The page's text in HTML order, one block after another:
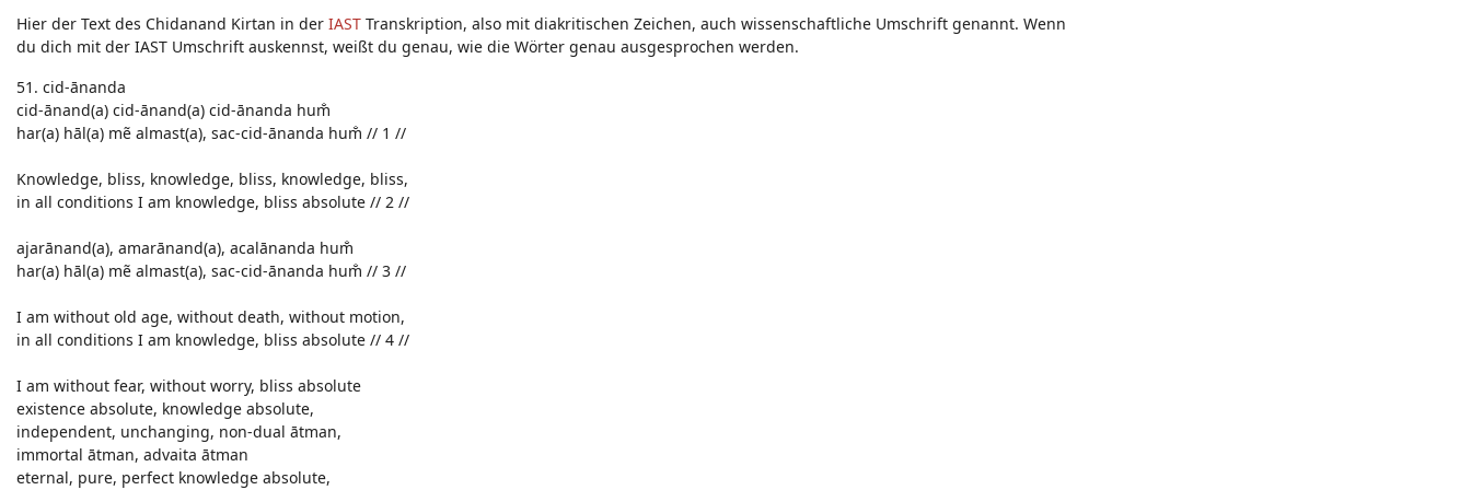
Hier der Text des Chidanand Kirtan in der IAST Transkription, also mit diakritischen Zeichen, auch wissenschaftliche Umschrift genannt. Wenn
du dich mit der IAST Umschrift auskennst, weißt du genau, wie die Wörter genau ausgesprochen werden.
51. cid-ānanda
cid-ānand(a) cid-ānand(a) cid-ānanda hum̐
har(a) hāl(a) mẽ almast(a), sac-cid-ānanda hum̐ // 1 //
Knowledge, bliss, knowledge, bliss, knowledge, bliss,
in all conditions I am knowledge, bliss absolute // 2 //
ajarānand(a), amarānand(a), acalānanda hum̐
har(a) hāl(a) mẽ almast(a), sac-cid-ānanda hum̐ // 3 //
I am without old age, without death, without motion,
in all conditions I am knowledge, bliss absolute // 4 //
I am without fear, without worry, bliss absolute
existence absolute, knowledge absolute,
independent, unchanging, non-dual ātman,
immortal ātman, advaita ātman
eternal, pure, perfect knowledge absolute,